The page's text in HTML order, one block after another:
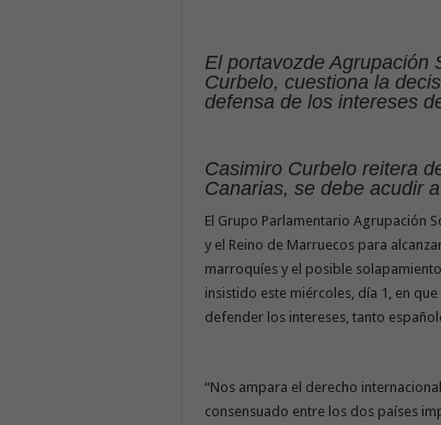
El portavozde Agrupación
Curbelo, cuestiona la
defensa de los intereses
Casimiro Curbelo reitera
Canarias, se debe acudir
El Grupo Parlamentario Agrupación
y el Reino de Marruecos para
marroquíes y el posible
insistido este miércoles, día 1, en
defender los intereses, tanto
“Nos ampara el derecho
consensuado entre los dos países